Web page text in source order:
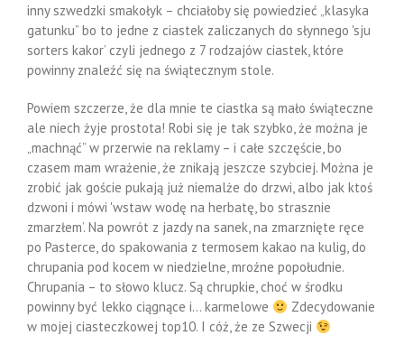
inny szwedzki smakołyk – chciałoby się powiedzieć „klasyka
gatunku” bo to jedne z ciastek zaliczanych do słynnego 'sju
sorters kakor’ czyli jednego z 7 rodzajów ciastek, które
powinny znaleźć się na świątecznym stole.
Powiem szczerze, że dla mnie te ciastka są mało świąteczne
ale niech żyje prostota! Robi się je tak szybko, że można je
„machnąć” w przerwie na reklamy – i całe szczęście, bo
czasem mam wrażenie, że znikają jeszcze szybciej. Można je
zrobić jak goście pukają już niemalże do drzwi, albo jak ktoś
dzwoni i mówi 'wstaw wodę na herbatę, bo strasznie
zmarzłem’. Na powrót z jazdy na sanek, na zmarznięte ręce
po Pasterce, do spakowania z termosem kakao na kulig, do
chrupania pod kocem w niedzielne, mroźne popołudnie.
Chrupania – to słowo klucz. Są chrupkie, choć w środku
powinny być lekko ciągnące i… karmelowe
Zdecydowanie
w mojej ciasteczkowej top10. I cóż, że ze Szwecji